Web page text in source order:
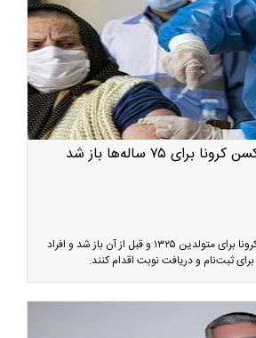
۷۵ ساله‌ها باز شد
سامانه ثبت نام واکسن کرونا برای متولدین ۱۳۲۵ و قبل از آن باز شد و افراد
ثبت‌نام و دریافت نوبت اقدام کنند.